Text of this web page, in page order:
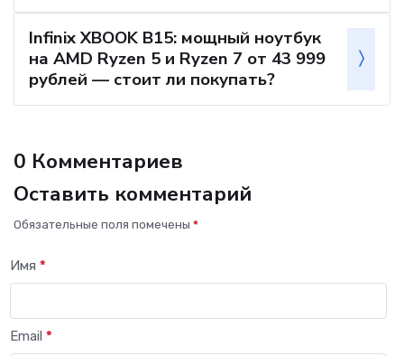
Infinix XBOOK B15: мощный ноутбук
на AMD Ryzen 5 и Ryzen 7 от 43 999
рублей — стоит ли покупать?
0 Комментариев
Оставить комментарий
Обязательные поля помечены *
Имя *
Email *